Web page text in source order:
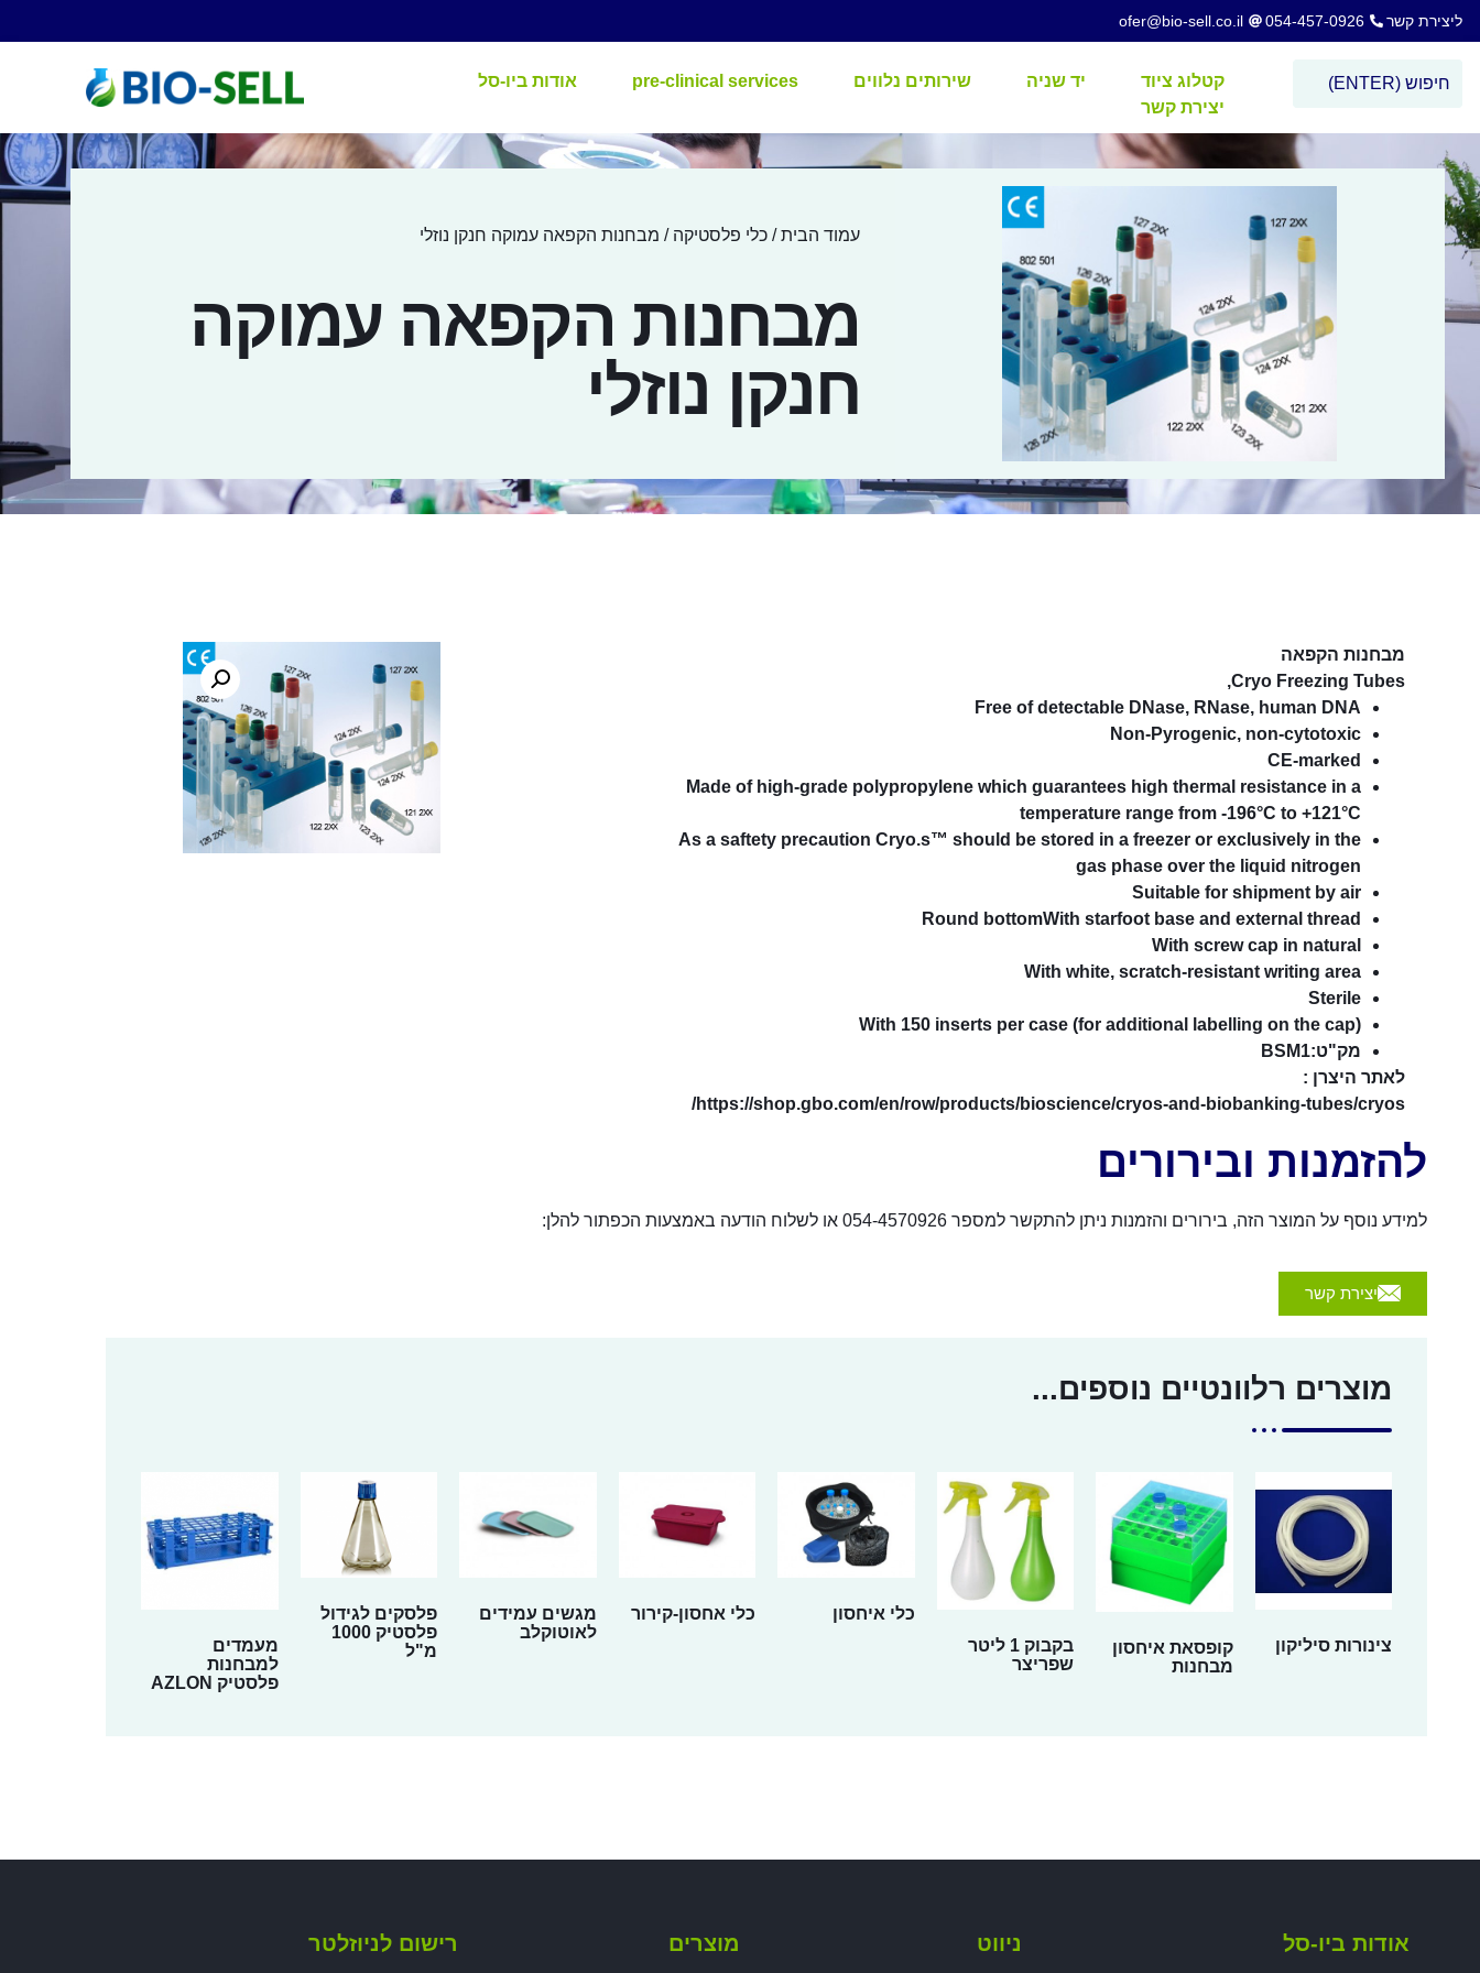
ליצירת קשר 054-457-0926
ofer@bio-sell.co.il
קטלוג ציוד יד שניה שירותים נלווים pre-clinical services
אודות ביו-סל
יצירת קשר
עמוד הבית/כלי פלסטיקה / מבחנות הקפאה עמוקה חנקן נוזלי
מבחנות הקפאה עמוקה
חנקן נוזלי
מבחנות הקפאה
Cryo Freezing Tubes,
Free of detectable DNase, RNase, human DNA
Non-Pyrogenic, non-cytotoxic
CE-marked
Made of high-grade polypropylene which guarantees high thermal resistance in a
temperature range from -196°C to +121°C
As a saftety precaution Cryo.s™ should be stored in a freezer or exclusively in the
gas phase over the liquid nitrogen
Suitable for shipment by air
Round bottomWith starfoot base and external thread
With screw cap in natural
With white, scratch-resistant writing area
Sterile
With 150 inserts per case (for additional labelling on the cap)
מק"ט:BSM1
לאתר היצרן :
https://shop.gbo.com/en/row/products/bioscience/cryos-and-biobanking-tubes/cryos/
להזמנות ובירורים
למידע נוסף על המוצר הזה, בירורים והזמנות ניתן להתקשר למספר 054-4570926 או לשלוח הודעה באמצעות הכפתור להלן:
יצירת קשר
מוצרים רלוונטיים נוספים...
צינורות סיליקון
קופסאת איחסון
מבחנות
בקבוק 1 ליטר
שפריצר
כלי איחסון כלי אחסון-קירור
מגשים עמידים
לאוטוקלב
פלסקים לגידול
פלסטיק 1000
מ"ל
מעמדים
למבחנות
פלסטיק AZLON
אודות ביו-סל ניווט מוצרים רישום לניוזלטר